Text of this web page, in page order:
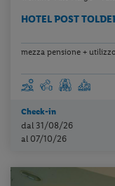
HOTEL POST
mezza pensione +
Check-in
dal 31/08/26
al 07/10/26